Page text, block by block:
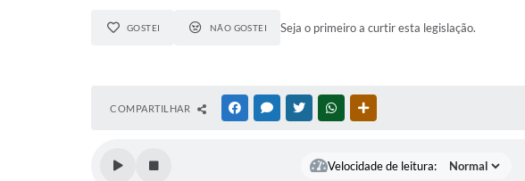
GOSTEI NÃO GOSTEI Seja o primeiro a curtir esta legislação.
COMPARTILHAR FACEBOOKMESSENGER
TWITTERWHATSAPP
Velocidade de leitura: